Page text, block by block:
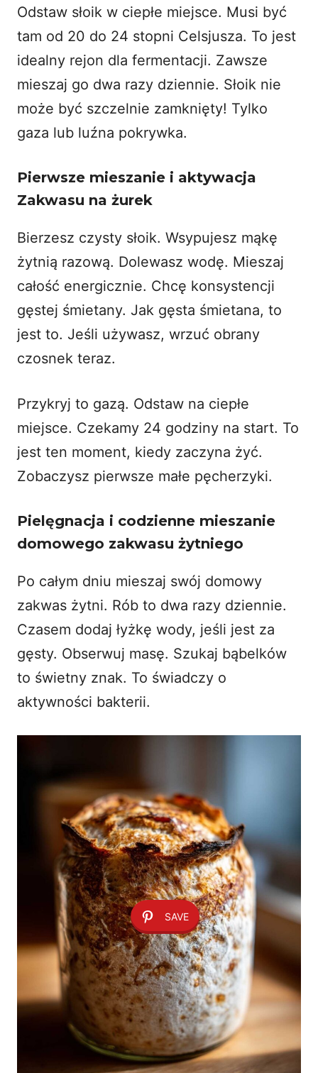
Odstaw słoik w ciepłe miejsce. Musi być
tam od 20 do 24 stopni Celsjusza. To jest
idealny rejon dla fermentacji. Zawsze
mieszaj go dwa razy dziennie. Słoik nie
może być szczelnie zamknięty! Tylko
gaza lub luźna pokrywka.
Pierwsze mieszanie i aktywacja
Zakwasu na żurek
Bierzesz czysty słoik. Wsypujesz mąkę
żytnią razową. Dolewasz wodę. Mieszaj
całość energicznie. Chcę konsystencji
gęstej śmietany. Jak gęsta śmietana, to
jest to. Jeśli używasz, wrzuć obrany
czosnek teraz.
Przykryj to gazą. Odstaw na ciepłe
miejsce. Czekamy 24 godziny na start. To
jest ten moment, kiedy zaczyna żyć.
Zobaczysz pierwsze małe pęcherzyki.
Pielęgnacja i codzienne mieszanie
domowego zakwasu żytniego
Po całym dniu mieszaj swój domowy
zakwas żytni. Rób to dwa razy dziennie.
Czasem dodaj łyżkę wody, jeśli jest za
gęsty. Obserwuj masę. Szukaj bąbelków
to świetny znak. To świadczy o
aktywności bakterii.
SAVE